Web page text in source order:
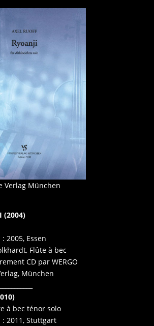
Verlag München
(2004)
2005, Essen
Flûte à bec
CD par WERGO
München
à bec ténor solo
: 2011, Stuttgart